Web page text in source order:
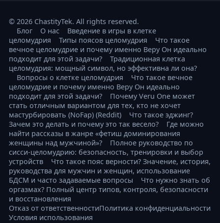
© 2026 ChastityTek. All rights reserved.
Блог
О нас
Введение в игры в клетке
целомудрия
Типы поясов целомудрия
Что такое
вечное целомудрие и почему именно Веру Он идеально
подходит для этой задачи?
Традиционная клетка
целомудрия: мощный символ, но эффективна ли она?
Вопросы о клетке целомудрия
Что такое вечное
целомудрие и почему именно Веру Он идеально
подходит для этой задачи?
Почему Veru One может
стать отличным вариантом для тех, кто не хочет
мастурбировать (NoFap) (Reddit)
Что такое эджинг?
Зачем это делать и почему это так весело?
Где можно
найти рассказы в жанре «фетиш доминирования
женщины над мужчиной»?
Полное руководство по
сисси-целомудрию: безопасность, тренировки и выбор
устройств
Что такое пояс верности? Значение, история,
руководства для мужчин и женщин, использование
БДСМ и часто задаваемые вопросы
Что нужно знать об
оргазмах? Полный центр типов, контроля, безопасности
и восстановления
Отказ от ответственностиПолитика конфиденциальности
Условия использования